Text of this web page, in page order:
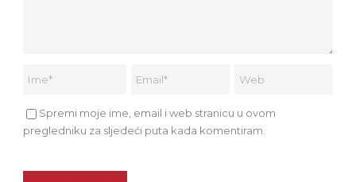
Spremi moje ime, email i web stranicu u ovom
pregledniku za sljedeći puta kada komentiram.